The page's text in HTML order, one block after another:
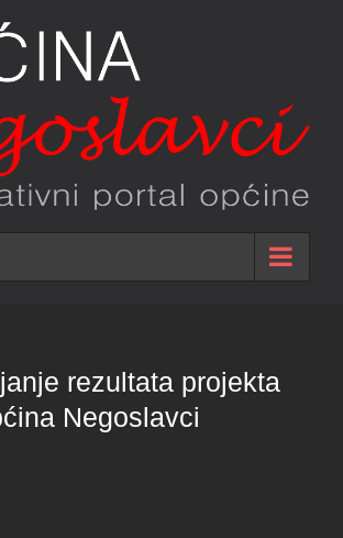
rezultata projekta
Negoslavci